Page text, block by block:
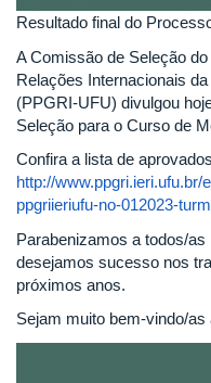
Resultado final do
A Comissão de Seleção
Relações Internacionais
(PPGRI-UFU) divulgou
Seleção para o Curso de
Confira a lista de
http://
ppgriieriufu-no-012023-
Parabenizamos a todos/
desejamos sucesso nos
próximos anos.
Sejam muito bem-vindo/